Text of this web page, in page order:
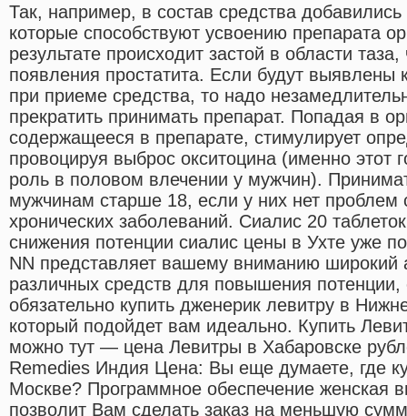
Так, например, в состав средства
которые способствуют усвоению препарата
результате происходит застой в области
появления простатита. Если будут выявлены
при приеме средства, то надо
прекратить принимать препарат. Попадая в
содержащееся в препарате, стимулирует
провоцируя выброс окситоцина (именно этот
роль в половом влечении у мужчин).
мужчинам старше 18, если у них нет
хронических заболеваний. Сиалис 20
снижения потенции сиалис цены в Ухте уже
NN представляет вашему вниманию широкий
различных средств для повышения
обязательно купить дженерик левитру в
который подойдет вам идеально. Купить
можно тут — цена Левитры в Хабаровске
Remedies Индия Цена: Вы еще думаете, где
Москве? Программное обеспечение женская
позволит Вам сделать заказ на меньшую